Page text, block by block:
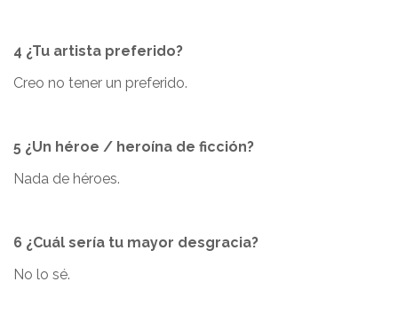
4 ¿Tu artista preferido?
Creo no tener un preferido.
5 ¿Un héroe / heroína de ficción?
Nada de héroes.
6 ¿Cuál sería tu mayor desgracia?
No lo sé.